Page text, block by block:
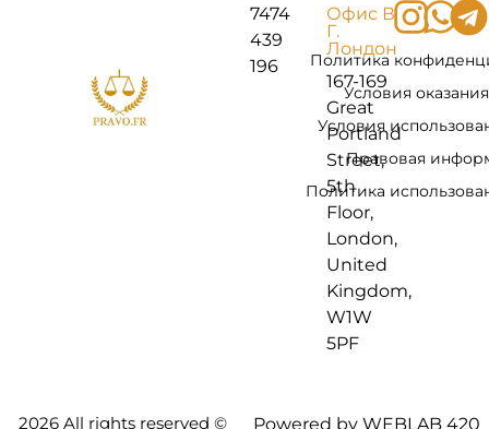
7474
439
196
Офис В
Г.
Лондон
167-169
Great
Portland
Street,
5th
Floor,
London,
United
Kingdom,
W1W
5PF
Политика
Условия
Условия
Правовая
Политика
2026 All rights reserved ©
Powered by WEBLAB 420